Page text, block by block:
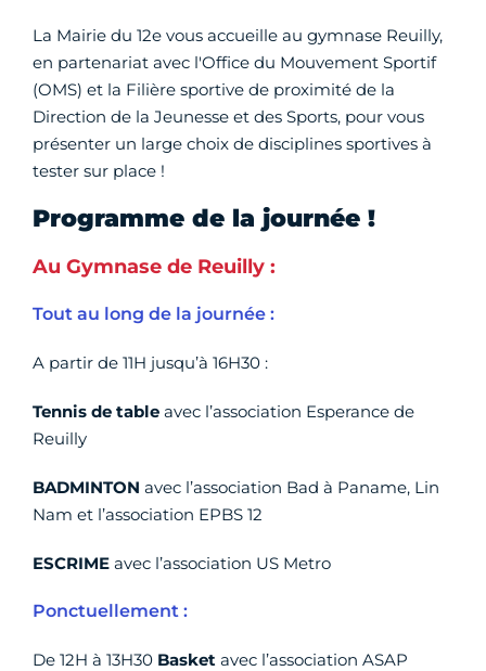
La Mairie du 12e vous accueille au gymnase Reuilly,
en partenariat avec l'Office du Mouvement Sportif
(OMS) et la Filière sportive de proximité de la
Direction de la Jeunesse et des Sports, pour vous
présenter un large choix de disciplines sportives à
tester sur place !
Programme de la journée !
Au Gymnase de Reuilly :
Tout au long de la journée :
A partir de 11H jusqu’à 16H30 :
Tennis de table avec l’association Esperance de
Reuilly
BADMINTON avec l’association Bad à Paname, Lin
Nam et l’association EPBS 12
ESCRIME avec l’association US Metro
Ponctuellement :
De 12H à 13H30 Basket avec l’association ASAP